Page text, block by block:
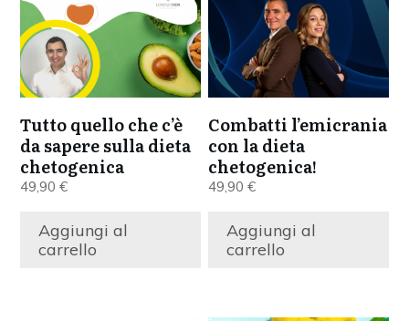
Tutto quello che c’è
da sapere sulla dieta
chetogenica
49,90 €
Aggiungi al
carrello
Combatti l’emicrania
con la dieta
chetogenica!
49,90€
Aggiungi al
carrello